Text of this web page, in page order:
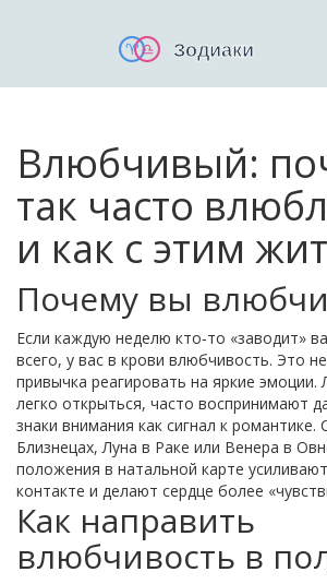
Влюбчивый:
так часто
и как с этим
Почему вы
Если каждую неделю кто‑то «заводит»
всего, у вас в крови влюбчивость. Это
привычка реагировать на яркие
легко открыться, часто воспринимают
знаки внимания как сигнал к романтике.
Близнецах, Луна в Раке или Венера в
положения в натальной карте
контакте и делают сердце более
Как направить
влюбчивость в